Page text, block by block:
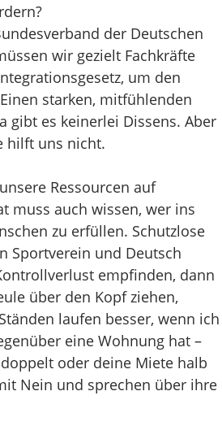
der Deutschen
wir gezielt Fachkräfte
um den
starken, mitfühlenden
gibt es keinerlei Dissens. Aber
hilft uns nicht.
Ressourcen auf
muss auch wissen, wer ins
zu erfüllen. Schutzlose
Sportverein und Deutsch
empfinden, dann
über den Kopf ziehen,
laufen besser, wenn ich
eine Wohnung hat –
oder deine Miete halb
Nein und sprechen über ihre